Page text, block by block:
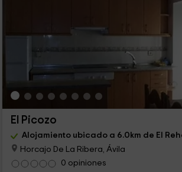
El Picozo
Alojamiento ubicado a 6.0km de El
Horcajo De La Ribera, Ávila
0 opiniones